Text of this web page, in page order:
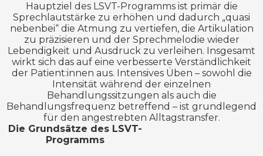
Hauptziel des LSVT-Programms ist primär die
Sprechlautstärke zu erhöhen und dadurch „quasi
nebenbei“ die Atmung zu vertiefen, die Artikulation
zu präzisieren und der Sprechmelodie wieder
Lebendigkeit und Ausdruck zu verleihen. Insgesamt
wirkt sich das auf eine verbesserte Verständlichkeit
der Patient:innen aus. Intensives Üben – sowohl die
Intensität während der einzelnen
Behandlungssitzungen als auch die
Behandlungsfrequenz betreffend – ist grundlegend
für den angestrebten Alltagstransfer.
Die Grundsätze des LSVT-
Programms